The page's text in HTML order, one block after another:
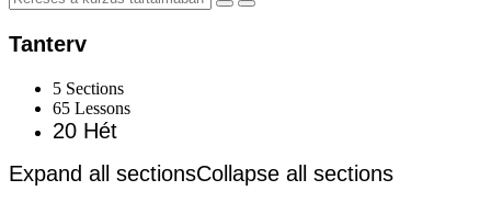
Tanterv
5 Sections
65 Lessons
20 Hét
Expand all sectionsCollapse all sections